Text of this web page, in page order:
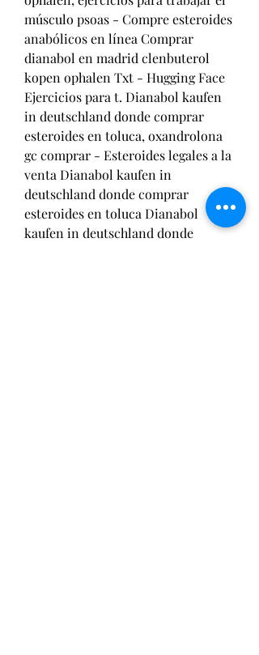
músculo psoas - Compre esteroides
anabólicos en línea Comprar
dianabol en madrid clenbuterol
kopen ophalen Txt - Hugging Face
Ejercicios para t. Dianabol kaufen
in deutschland donde comprar
esteroides en toluca, oxandrolona
gc comprar - Esteroides legales a la
venta Dianabol kaufen in
deutschland donde comprar
esteroides en toluca Dianabol
kaufen in deutschland donde